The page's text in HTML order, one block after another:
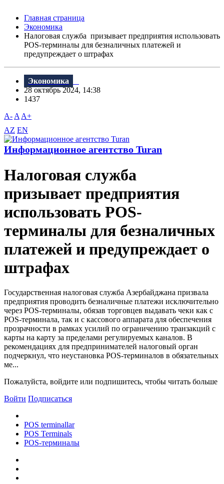
Главная страница
Экономика
Налоговая служба призывает предприятия использовать
POS-терминалы для безналичных платежей и
предупреждает о штрафах
Экономика
28 октябрь 2024, 14:38
1437
A- A A+
AZ EN
Информационное агентство Turan
Налоговая служба
призывает предприятия
использовать POS-
терминалы для безналичных
платежей и предупреждает о
штрафах
Государственная налоговая служба Азербайджана призвала
предприятия проводить безналичные платежи исключительно
через POS-терминалы, обязав торговцев выдавать чеки как с
POS-терминала, так и с кассового аппарата для обеспечения
прозрачности в рамках усилий по ограничению транзакций с
карты на карту за пределами регулируемых каналов. В
рекомендациях для предпринимателей налоговый орган
подчеркнул, что неустановка POS-терминалов в обязательных
ме...
Пожалуйста, войдите или подпишитесь, чтобы читать больше
Войти Подписаться
POS terminallar
POS Terminals
POS-терминалы